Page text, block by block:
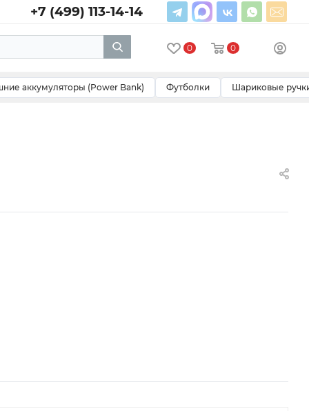
+7 (499) 113-14-14
0 0
аккумуляторы (Power Bank) Футболки Шариковые